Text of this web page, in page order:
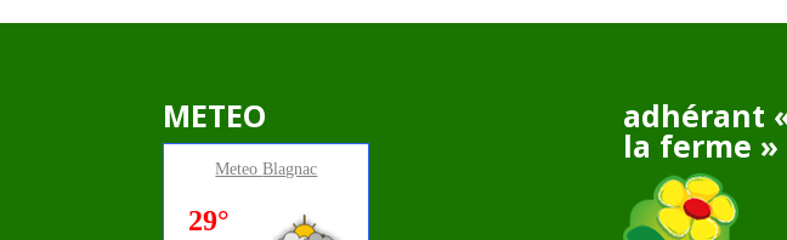
METEO
MeteoBlagnac
adhérant
la ferme »